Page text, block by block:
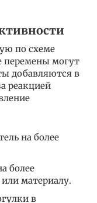
по схеме
перемены могут
добавляются в
реакцией
на более
более
материалу.
в